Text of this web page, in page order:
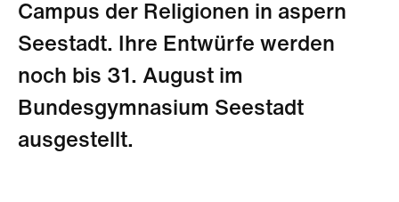
Campus der Religionen in aspern
Seestadt. Ihre Entwürfe werden
noch bis 31. August im
Bundesgymnasium Seestadt
ausgestellt.